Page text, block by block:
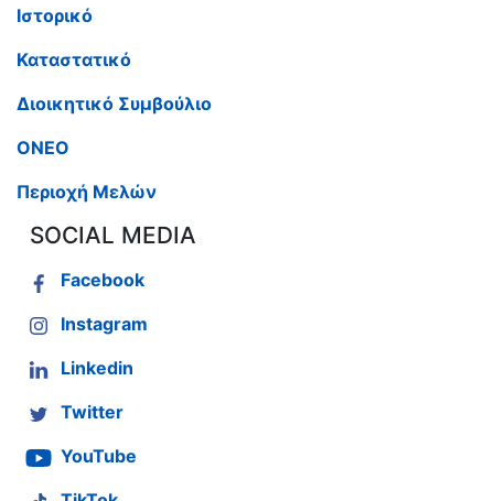
Ιστορικό
Καταστατικό
Διοικητικό Συμβούλιο
ΟΝΕΟ
Περιοχή Μελών
SOCIAL MEDIA
Facebook
Instagram
Linkedin
Twitter
YouTube